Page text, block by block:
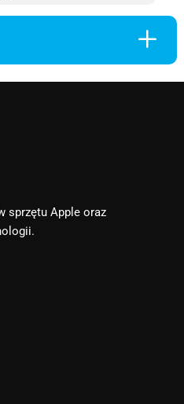
L
sprzętu Apple oraz